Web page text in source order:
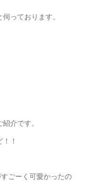
っております。
介です。
！
ごーく可愛かったの